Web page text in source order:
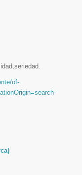
of-